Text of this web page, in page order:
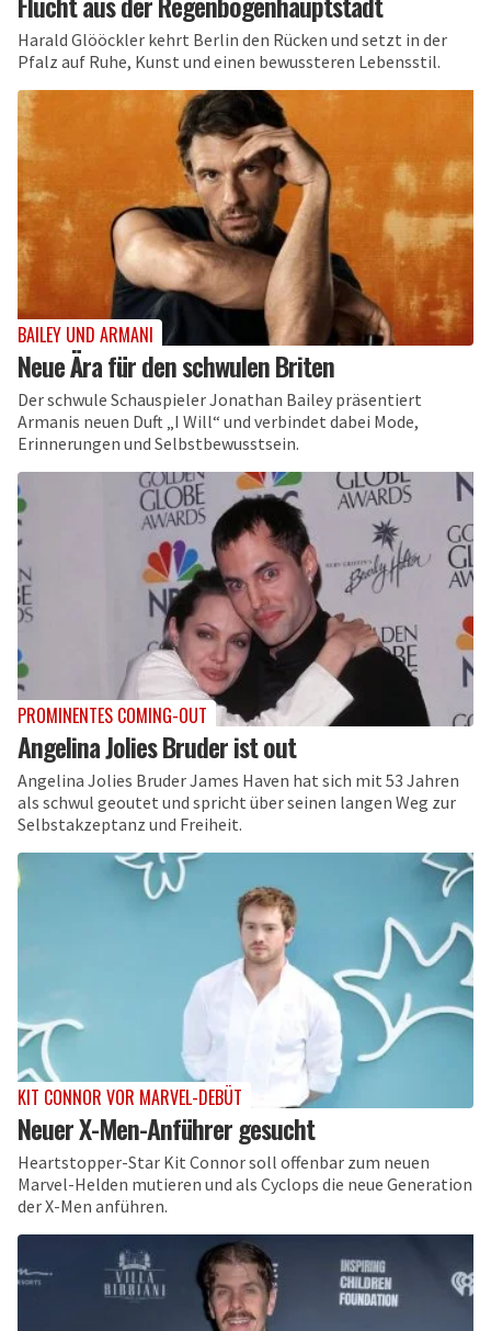
Harald Glööckler kehrt Berlin den Rücken und setzt in der
Pfalz auf Ruhe, Kunst und einen bewussteren Lebensstil.
BAILEY UND ARMANI
Neue Ära für den schwulen Briten
Der schwule Schauspieler Jonathan Bailey präsentiert
Armanis neuen Duft „I Will“ und verbindet dabei Mode,
Erinnerungen und Selbstbewusstsein.
PROMINENTES COMING-OUT
Angelina Jolies Bruder ist out
Angelina Jolies Bruder James Haven hat sich mit 53 Jahren
als schwul geoutet und spricht über seinen langen Weg zur
Selbstakzeptanz und Freiheit.
KIT CONNOR VOR MARVEL-DEBÜT
Neuer X-Men-Anführer gesucht
Heartstopper-Star Kit Connor soll offenbar zum neuen
Marvel-Helden mutieren und als Cyclops die neue Generation
der X-Men anführen.